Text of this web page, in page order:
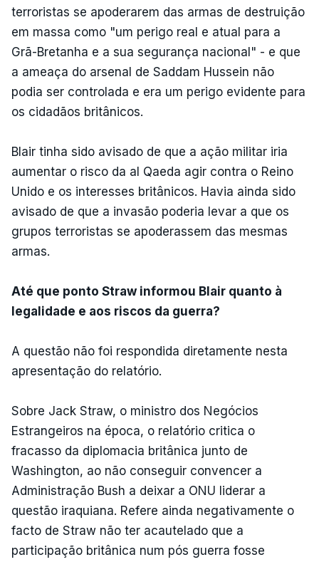
terroristas se apoderarem das armas de destruição
em massa como "um perigo real e atual para a
Grã-Bretanha e a sua segurança nacional" - e que
a ameaça do arsenal de Saddam Hussein não
podia ser controlada e era um perigo evidente para
os cidadãos britânicos.
Blair tinha sido avisado de que a ação militar iria
aumentar o risco da al Qaeda agir contra o Reino
Unido e os interesses britânicos. Havia ainda sido
avisado de que a invasão poderia levar a que os
grupos terroristas se apoderassem das mesmas
armas.
Até que ponto Straw informou Blair quanto à
legalidade e aos riscos da guerra?
A questão não foi respondida diretamente nesta
apresentação do relatório.
Sobre Jack Straw, o ministro dos Negócios
Estrangeiros na época, o relatório critica o
fracasso da diplomacia britânica junto de
Washington, ao não conseguir convencer a
Administração Bush a deixar a ONU liderar a
questão iraquiana. Refere ainda negativamente o
facto de Straw não ter acautelado que a
participação britânica num pós guerra fosse